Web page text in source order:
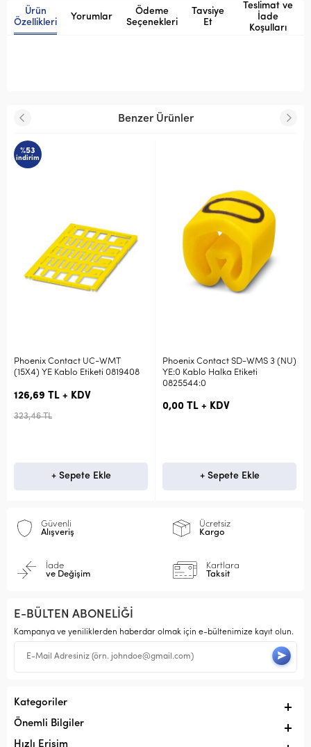
Ürün
Özellikleri
Yorumlar
Ödeme
Seçenekleri
Tavsiye
Et
Teslimat ve
İade
Koşulları
Benzer Ürünler
%53
indirim
Phoenix Contact UC-WMT
(15X4) YE Kablo Etiketi 0819408
126,69 TL + KDV
323,46 TL
+ Sepete Ekle
Phoenix Contact SD-WMS 3 (NU)
YE:0 Kablo Halka Etiketi
0825544:0
0,00 TL + KDV
+ Sepete Ekle
Güvenli
Alışveriş
Ücretsiz
Kargo
İade
ve Değişim
Kartlara
Taksit
E-BÜLTEN ABONELİĞİ
Kampanya ve yeniliklerden haberdar olmak için e-bültenimize kayıt olun.
Kategoriler
Önemli Bilgiler
Hızlı Erişim